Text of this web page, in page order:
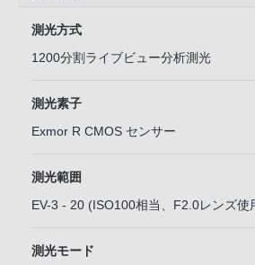
測光方式
1200分割ライブビュー分析測光
測光素子
Exmor R CMOS センサー
測光範囲
EV-3 - 20 (ISO100相当、F2.0レンズ使
測光モード